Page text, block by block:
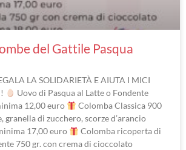
del Gattile Pasqua
LA SOLIDARIETÀ E AIUTA I MICI
!
Uovo di Pasqua al Latte o Fondente
12,00 euro
Colomba Classica 900
granella di zucchero, scorze d’arancio
17,00 euro
Colomba ricoperta di
750 gr. con crema di cioccolato